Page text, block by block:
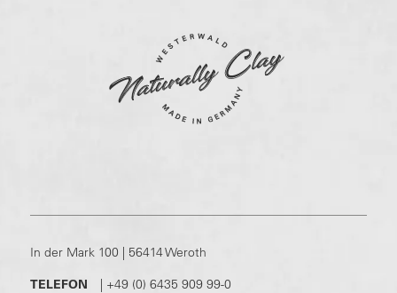
In der Mark 100 | 56414 Weroth
TELEFON
+49 (0) 6435 909 99-0